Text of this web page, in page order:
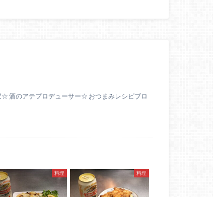
酒のアテプロデューサー☆ おつまみレシピブロ
料理 料理